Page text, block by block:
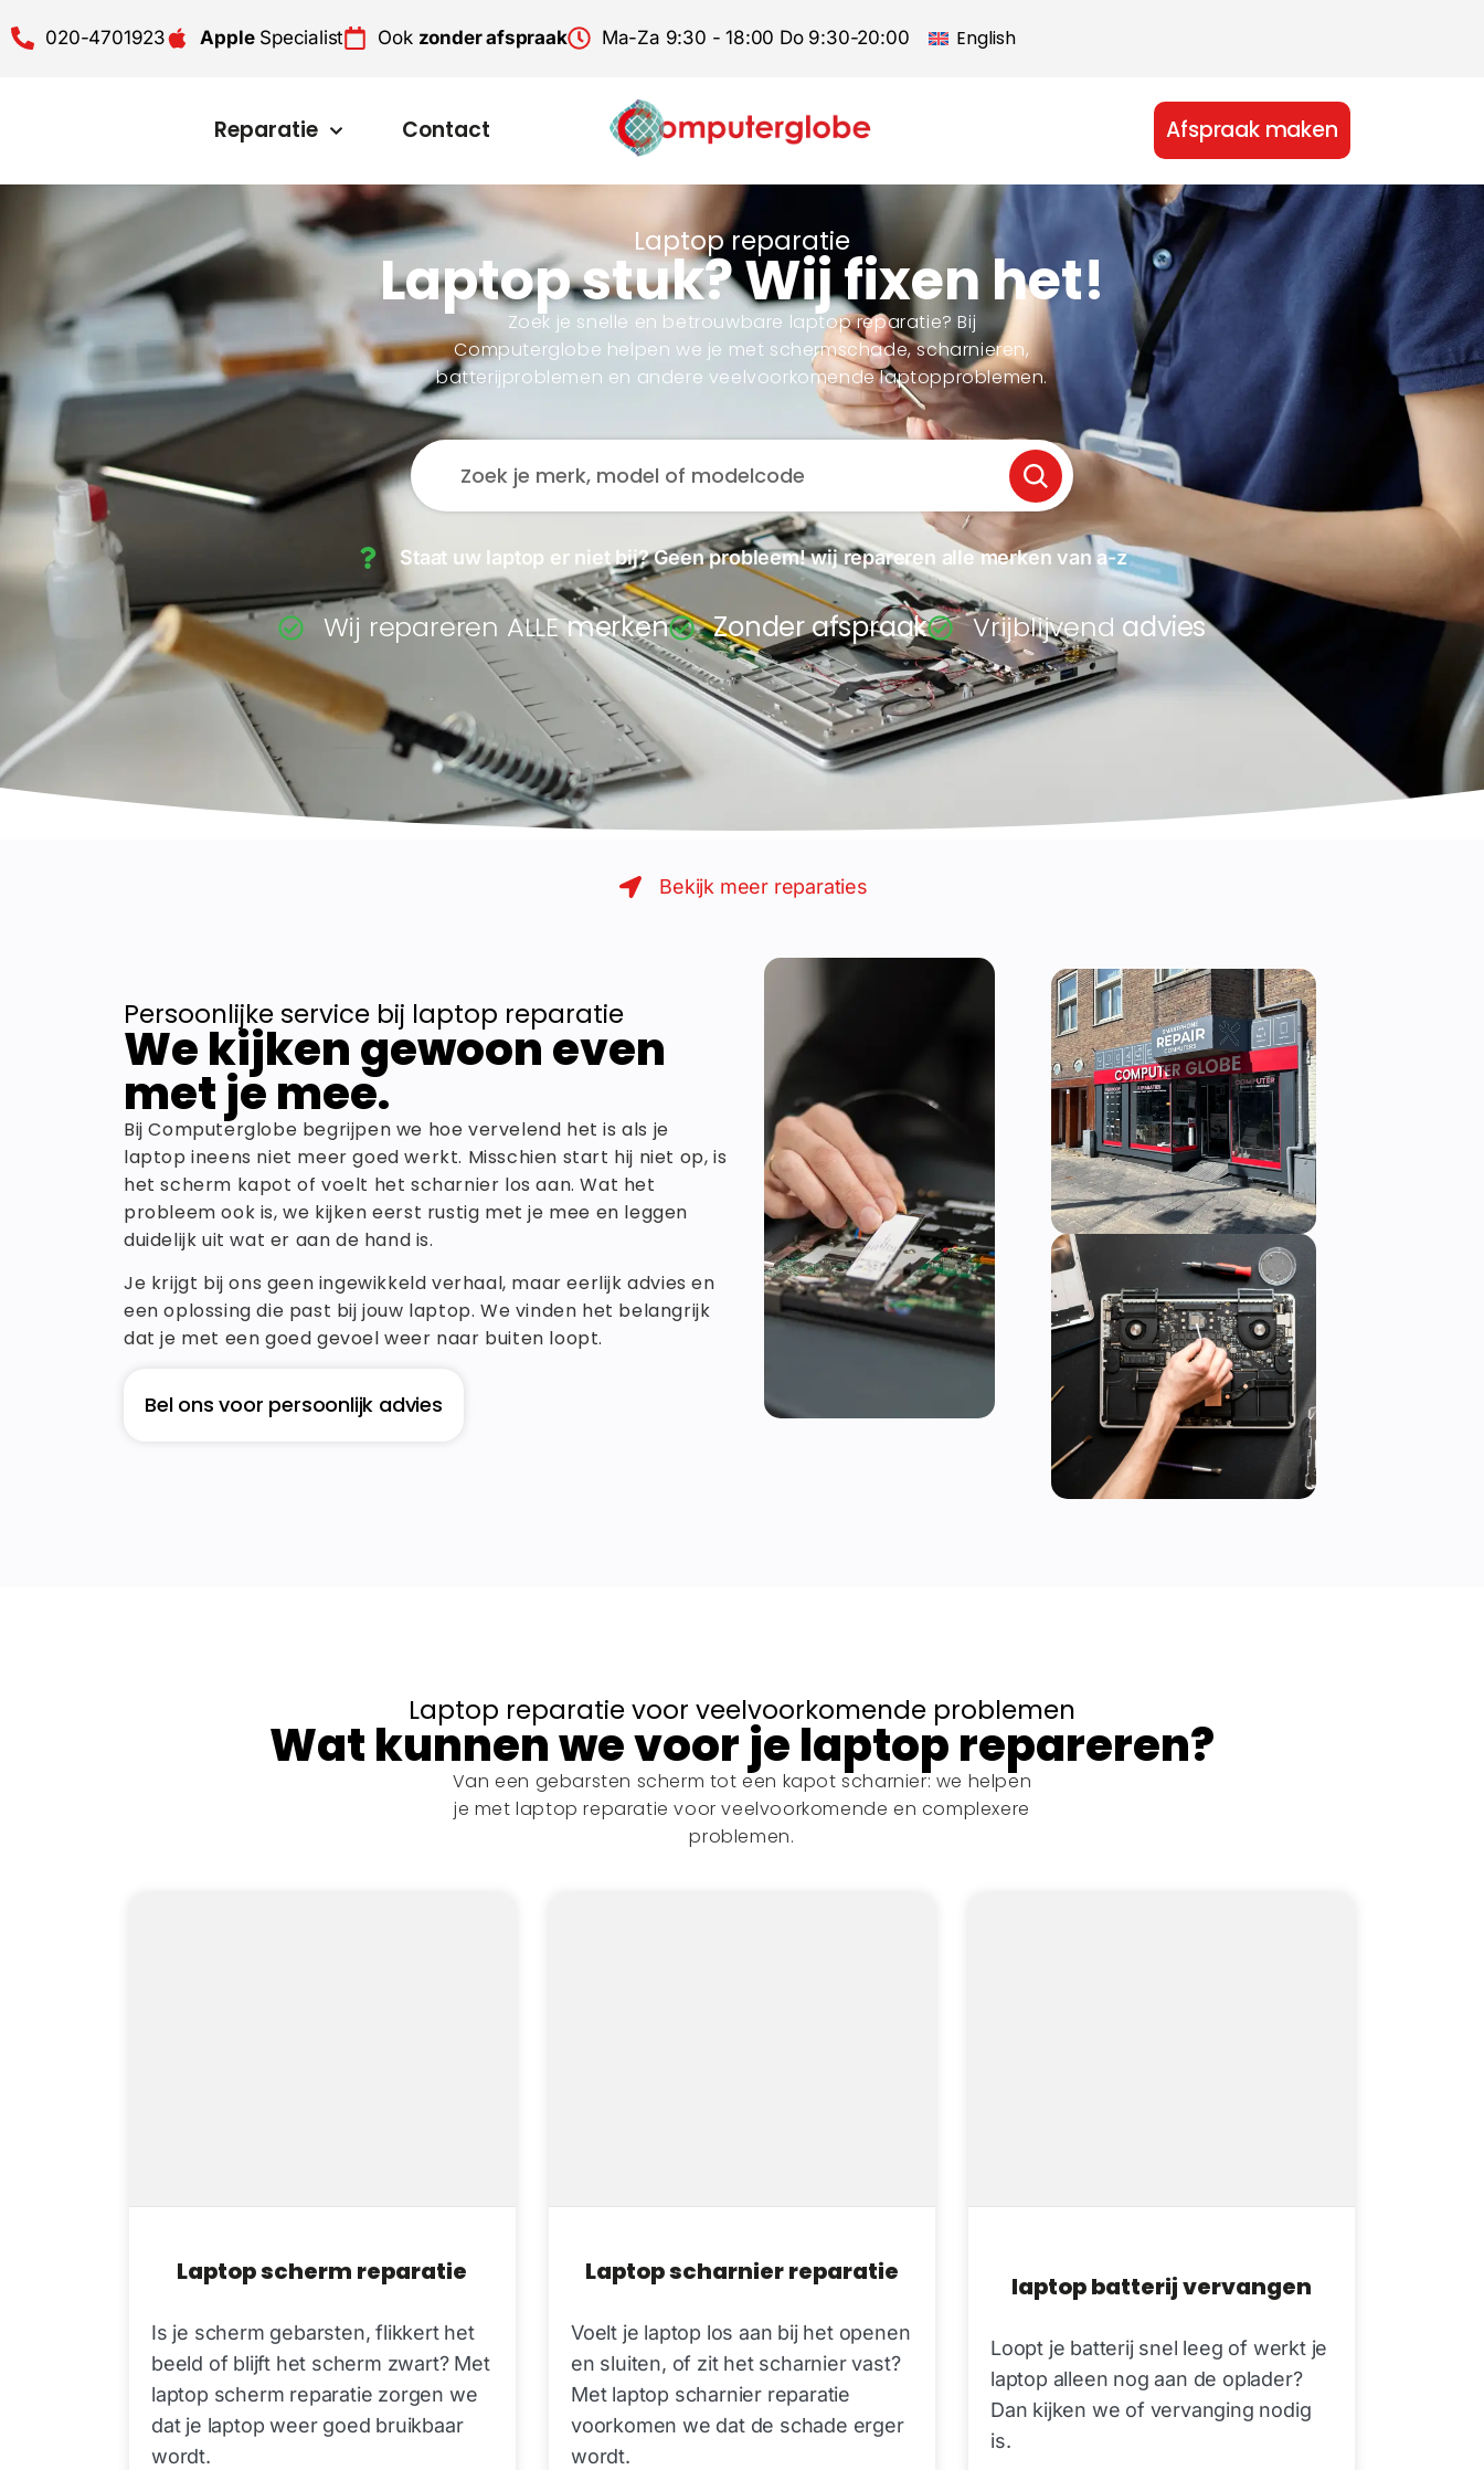
020-4701923 AppleSpecialist Ook zonder afspraak Ma-Za 9:30 - 18:00 Do 9:30-20:00 English
Reparatie Contact Afspraak maken
Laptop reparatie
Laptop stuk? Wij fixen het!
Zoek je snelle en betrouwbare laptop reparatie? Bij
Computerglobe helpen we je met schermschade, scharnieren,
batterijproblemen en andere veelvoorkomende laptopproblemen.
Staat uw laptop er niet bij? Geen probleem! wij repareren alle merken van a-z
Wij repareren ALLEmerken Zonder afspraak Vrijblijvend advies
Bekijk meer reparaties
Persoonlijke service bij laptop reparatie
We kijken gewoon even
met je mee.
Bij Computerglobe begrijpen we hoe vervelend het is als je
laptop ineens niet meer goed werkt. Misschien start hij niet op, is
het scherm kapot of voelt het scharnier los aan. Wat het
probleem ook is, we kijken eerst rustig met je mee en leggen
duidelijk uit wat er aan de hand is.
Je krijgt bij ons geen ingewikkeld verhaal, maar eerlijk advies en
een oplossing die past bij jouw laptop. We vinden het belangrijk
dat je met een goed gevoel weer naar buiten loopt.
Bel ons voor persoonlijk advies
Laptop reparatie voor veelvoorkomende problemen
Wat kunnen we voor je laptop repareren?
Van een gebarsten scherm tot een kapot scharnier: we helpen
je met laptop reparatie voor veelvoorkomende en complexere
problemen.
Laptop scherm reparatie
Is je scherm gebarsten, flikkert het
beeld of blijft het scherm zwart? Met
laptop scherm reparatie zorgen we
dat je laptop weer goed bruikbaar
wordt.
Laptop scharnier reparatie
Voelt je laptop los aan bij het openen
en sluiten, of zit het scharnier vast?
Met laptop scharnier reparatie
voorkomen we dat de schade erger
wordt.
laptop batterij vervangen
Loopt je batterij snel leeg of werkt je
laptop alleen nog aan de oplader?
Dan kijken we of vervanging nodig
is.